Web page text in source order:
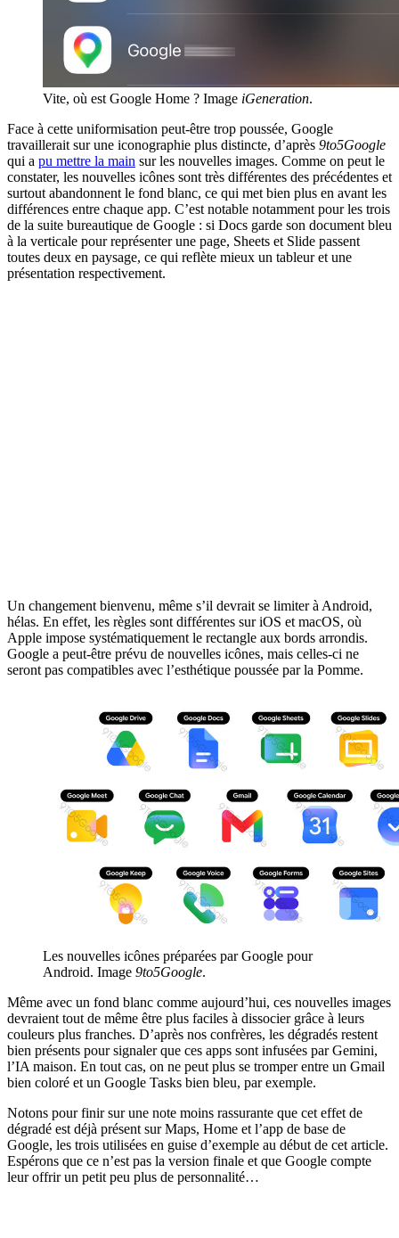
Vite, où est Google Home ? Image iGeneration.
Face à cette uniformisation peut-être trop poussée, Google
travaillerait sur une iconographie plus distincte, d’après 9to5Google
qui a pu mettre la main sur les nouvelles images. Comme on peut le
constater, les nouvelles icônes sont très différentes des précédentes et
surtout abandonnent le fond blanc, ce qui met bien plus en avant les
différences entre chaque app. C’est notable notamment pour les trois
de la suite bureautique de Google : si Docs garde son document bleu
à la verticale pour représenter une page, Sheets et Slide passent
toutes deux en paysage, ce qui reflète mieux un tableur et une
présentation respectivement.
Un changement bienvenu, même s’il devrait se limiter à Android,
hélas. En effet, les règles sont différentes sur iOS et macOS, où
Apple impose systématiquement le rectangle aux bords arrondis.
Google a peut-être prévu de nouvelles icônes, mais celles-ci ne
seront pas compatibles avec l’esthétique poussée par la Pomme.
Les nouvelles icônes préparées par Google pour
Android. Image 9to5Google.
Même avec un fond blanc comme aujourd’hui, ces nouvelles images
devraient tout de même être plus faciles à dissocier grâce à leurs
couleurs plus franches. D’après nos confrères, les dégradés restent
bien présents pour signaler que ces apps sont infusées par Gemini,
l’IA maison. En tout cas, on ne peut plus se tromper entre un Gmail
bien coloré et un Google Tasks bien bleu, par exemple.
Notons pour finir sur une note moins rassurante que cet effet de
dégradé est déjà présent sur Maps, Home et l’app de base de
Google, les trois utilisées en guise d’exemple au début de cet article.
Espérons que ce n’est pas la version finale et que Google compte
leur offrir un petit peu plus de personnalité…